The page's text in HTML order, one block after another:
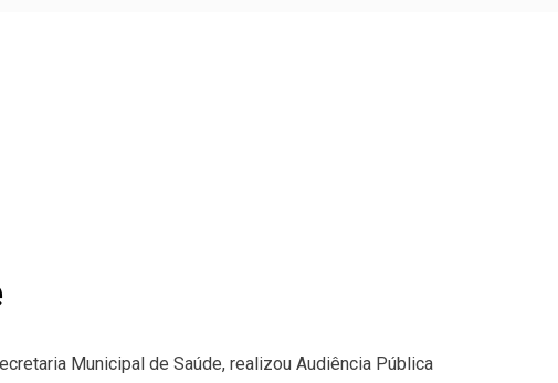
Municipal de Saúde, realizou Audiência Pública